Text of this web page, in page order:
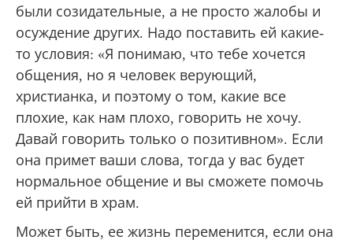
были созидательные, а не просто жалобы и
осуждение других. Надо поставить ей какие-
то условия: «Я понимаю, что тебе хочется
общения, но я человек верующий,
христианка, и поэтому о том, какие все
плохие, как нам плохо, говорить не хочу.
Давай говорить только о позитивном». Если
она примет ваши слова, тогда у вас будет
нормальное общение и вы сможете помочь
ей прийти в храм.
Может быть, ее жизнь переменится, если она